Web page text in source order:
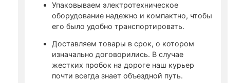
Упаковываем электротехническое
оборудование надежно и компактно, чтобы
его было удобно транспортировать.
Доставляем товары в срок, о котором
изначально договорились. В случае
жестких пробок на дороге наш курьер
почти всегда знает объездной путь.